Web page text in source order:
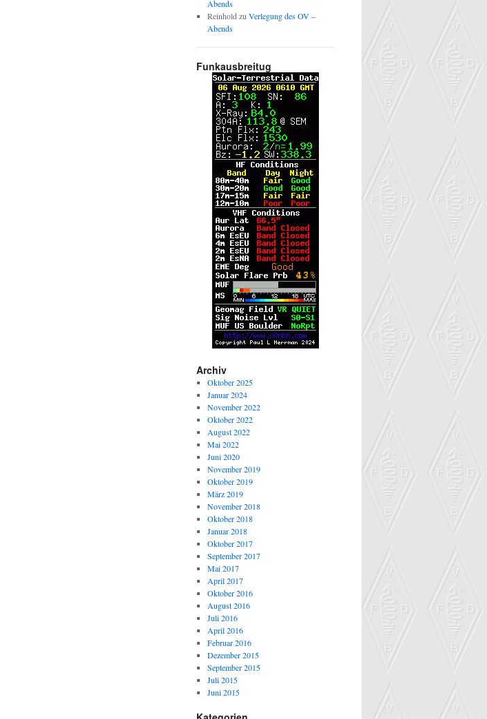
Abends
Reinhold zu Verlegung des OV –
Abends
Funkausbreitug
Archiv
Oktober 2025
Januar 2024
November 2022
Oktober 2022
August 2022
Mai 2022
Juni 2020
November 2019
Oktober 2019
März 2019
November 2018
Oktober 2018
Januar 2018
Oktober 2017
September 2017
Mai 2017
April 2017
Oktober 2016
August 2016
Juli 2016
April 2016
Februar 2016
Dezember 2015
September 2015
Juli 2015
Juni 2015